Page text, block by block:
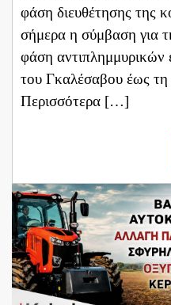
φάση διευθέτησης της
σήμερα η σύμβαση για
φάση αντιπλημμυρικών
του Γκαλέσαβου έως
Περισσότερα […]